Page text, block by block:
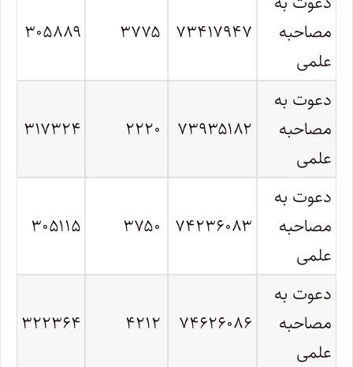
مصاحبه
علمی
۷۳۴۱۷۹۴۷ ۳۷۷۵ ۳۰۵۸۸۹
دعوت به
مصاحبه
علمی
۷۳۹۳۵۱۸۲ ۲۲۲۰ ۳۱۷۳۲۴
دعوت به
مصاحبه
علمی
۷۴۲۳۶۰۸۳ ۳۷۵۰ ۳۰۵۱۱۵
دعوت به
مصاحبه
علمی
۷۴۶۲۶۰۸۶ ۴۲۱۲ ۳۲۲۳۶۴